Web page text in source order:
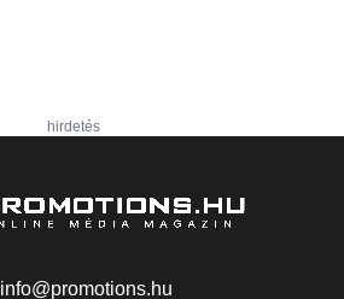
hirdetés
info@promotions.hu